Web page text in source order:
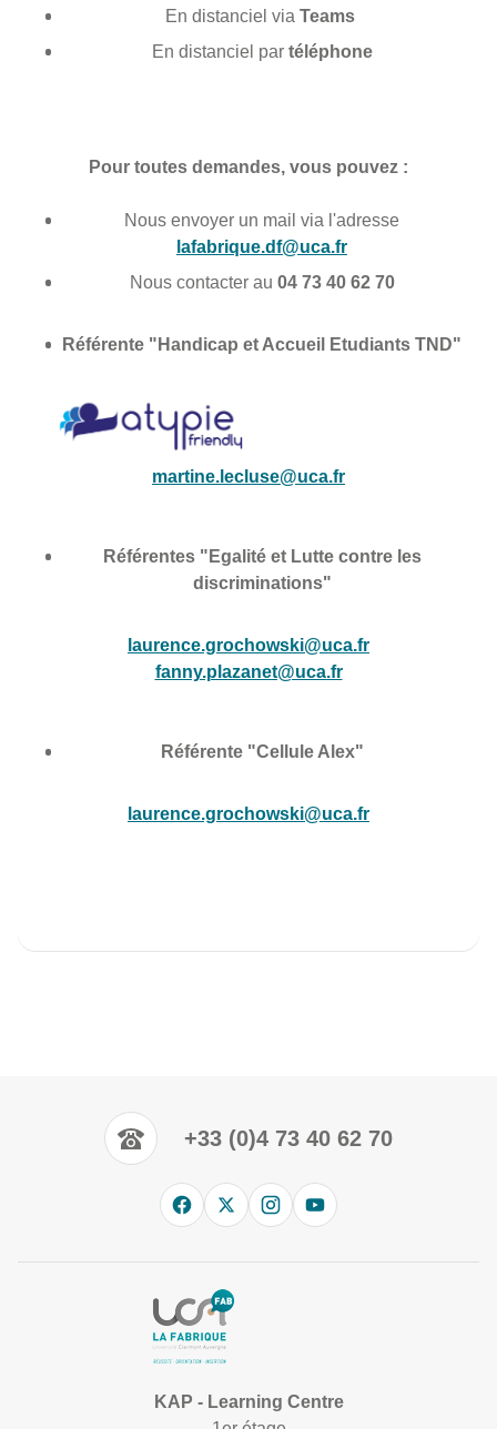
En distanciel via Teams
En distanciel par téléphone
Pour toutes demandes, vous pouvez :
Nous envoyer un mail via l'adresse
lafabrique.df@uca.fr
Nous contacter au 04 73 40 62 70
Référente "Handicap et Accueil Etudiants TND"
martine.lecluse@uca.fr
Référentes "Egalité et Lutte contre les
discriminations"
laurence.grochowski@uca.fr
fanny.plazanet@uca.fr
Référente "Cellule Alex"
laurence.grochowski@uca.fr
+33 (0)4 73 40 62 70
KAP - Learning Centre